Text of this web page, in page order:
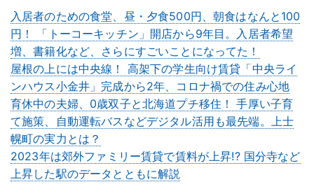
入居者のための食堂、昼・夕食500円、朝食はなんと100
円！ 「トーコーキッチン」開店から9年目。入居者希望
増、書籍化など、さらにすごいことになってた！
屋根の上には中央線！ 高架下の学生向け賃貸「中央ライ
ンハウス小金井」完成から2年、コロナ禍での住み心地
育休中の夫婦、0歳双子と北海道プチ移住！ 手厚い子育
て施策、自動運転バスなどデジタル活用も最先端。上士
幌町の実力とは？
2023年は郊外ファミリー賃貸で賃料が上昇!? 国分寺など
上昇した駅のデータとともに解説